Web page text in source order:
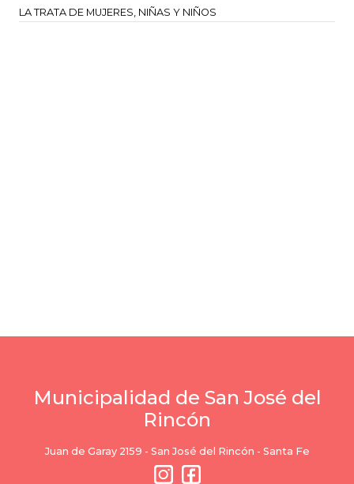
LA TRATA DE MUJERES, NIÑAS Y NIÑOS
Municipalidad de San José del
Rincón
Juan de Garay 2159 - San José del Rincón - Santa Fe